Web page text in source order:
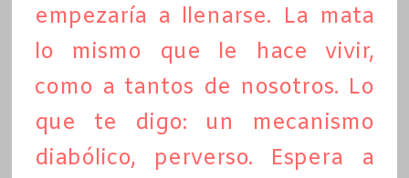
empezaría a llenarse. La mata
lo mismo que le hace vivir,
como a tantos de nosotros. Lo
que te digo: un mecanismo
diabólico, perverso. Espera a